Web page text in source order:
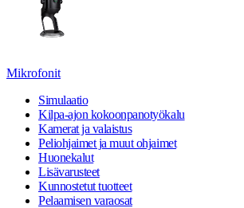
Mikrofonit
Simulaatio
Kilpa-ajon kokoonpanotyökalu
Kamerat ja valaistus
Peliohjaimet ja muut ohjaimet
Huonekalut
Lisävarusteet
Kunnostetut tuotteet
Pelaamisen varaosat